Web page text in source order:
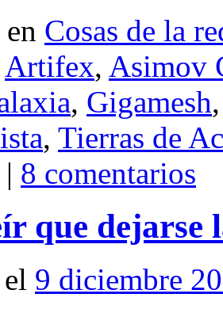
Cosas de la
Artifex, Asimov
, Gigamesh
, Tierras de
| 8 comentarios
que dejarse
9 diciembre